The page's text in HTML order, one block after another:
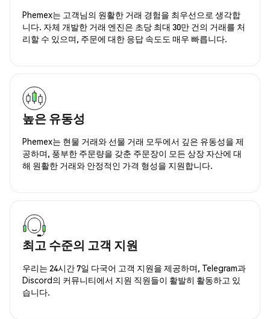
Phemex는 고객님의 원활한 거래 경험을 최우선으로 생각합
니다. 자체 개발한 거래 엔진은 초당 최대 30만 건의 거래를 처
리할 수 있으며, 주문에 대한 응답 속도도 매우 빠릅니다.
높은 유동성
Phemex는 현물 거래와 선물 거래 모두에서 깊은 유동성을 제
공하며, 풍부한 주문량을 갖춘 주문장이 모든 상장 자산에 대
해 원활한 거래와 안정적인 가격 형성을 지원합니다.
최고 수준의 고객 지원
우리는 24시간 7일 다국어 고객 지원을 제공하며, Telegram과
Discord의 커뮤니티에서 지원 직원들이 활발히 활동하고 있
습니다.